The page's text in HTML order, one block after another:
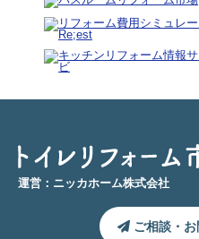
運営：ニッカホーム株式会社
ご相談・